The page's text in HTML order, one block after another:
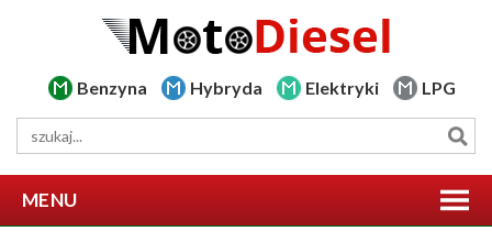
Benzyna Hybryda Elektryki LPG
MENU